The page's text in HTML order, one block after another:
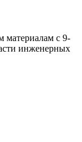
материалам с 9-
инженерных